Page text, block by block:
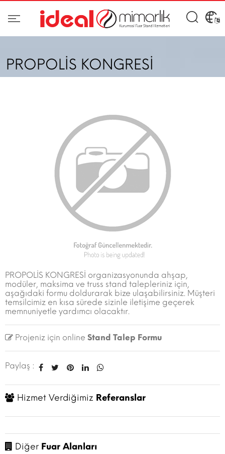
PROPOLİS KONGRESİ
PROPOLİS KONGRESİ organizasyonunda ahşap,
modüler, maksima ve truss stand talepleriniz için,
aşağıdaki formu doldurarak bize ulaşabilirsiniz. Müşteri
temsilcimiz en kısa sürede sizinle iletişime geçerek
memnuniyetle yardımcı olacaktır.
Projeniz için online Stand Talep Formu
Paylaş :
Hizmet Verdiğimiz Referanslar
Diğer Fuar Alanları